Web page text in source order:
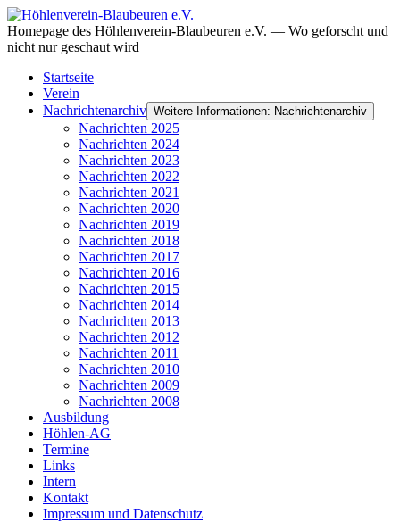
Homepage des Höhlenverein-Blaubeuren e.V. — Wo geforscht und
nicht nur geschaut wird
Startseite
Verein
Nachrichtenarchiv Weitere Informationen: Nachrichtenarchiv
Nachrichten 2025
Nachrichten 2024
Nachrichten 2023
Nachrichten 2022
Nachrichten 2021
Nachrichten 2020
Nachrichten 2019
Nachrichten 2018
Nachrichten 2017
Nachrichten 2016
Nachrichten 2015
Nachrichten 2014
Nachrichten 2013
Nachrichten 2012
Nachrichten 2011
Nachrichten 2010
Nachrichten 2009
Nachrichten 2008
Ausbildung
Höhlen-AG
Termine
Links
Intern
Kontakt
Impressum und Datenschutz